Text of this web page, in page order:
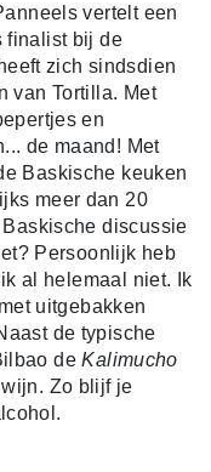
vertelt een
finalist bij de
zich sindsdien
van Tortilla. Met
en
de maand! Met
Baskische keuken
meer dan 20
discussie
Persoonlijk heb
al helemaal niet. Ik
uitgebakken
de typische
deKalimucho
Zo blijf je